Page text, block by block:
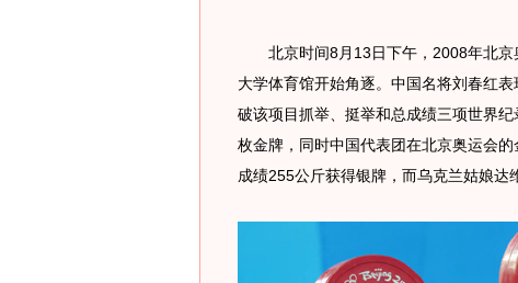
北京时间8月13日下午，2008年北京
大学体育馆开始角逐。中国名将刘春红
破该项目抓举、挺举和总成绩三项世界
枚金牌，同时中国代表团在北京奥运会
成绩255公斤获得银牌，而乌克兰姑娘达